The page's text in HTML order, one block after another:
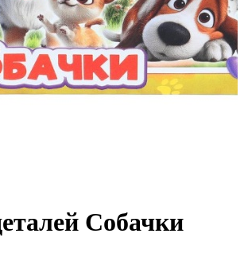
Собачки